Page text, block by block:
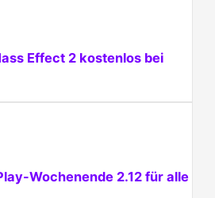
Effect 2 kostenlos bei
Wochenende 2.12 für alle